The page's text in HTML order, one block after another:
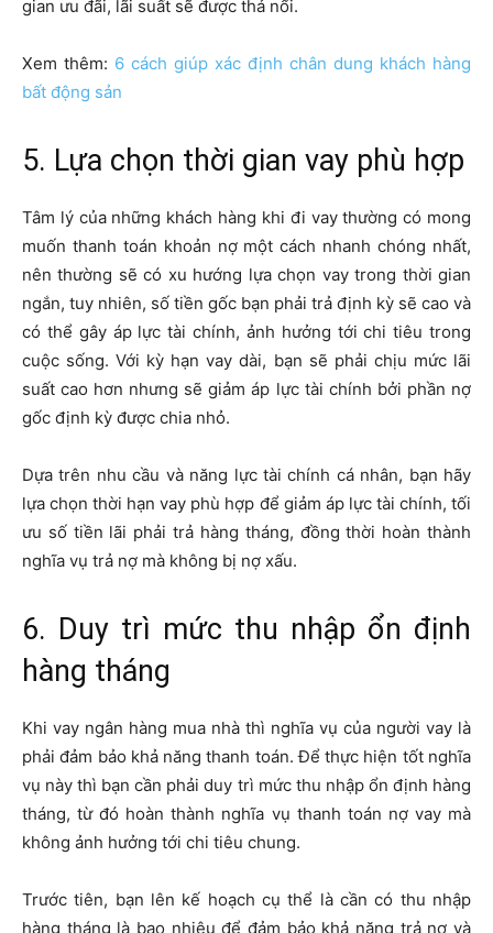
Lãi suất thả nổi
số thị trường, không cố định trong một khoảng thời gian
nhất định và thường cao hơn lãi suất ưu đãi.
tháng) sẽ áp dụng mức lãi suất ưu đãi. Sau khi hết thời
Xem thêm:6 cách giúp xác định chân dung khách hàng
bất động sản
5. Lựa chọn thời gian vay phù hợp
Tâm lý của những khách hàng khi đi vay thường có mong
muốn thanh toán khoản nợ một cách nhanh chóng nhất,
nên thường sẽ có xu hướng lựa chọn vay trong thời gian
ngắn, tuy nhiên, số tiền gốc bạn phải trả định kỳ sẽ cao và
có thể gây áp lực tài chính, ảnh hưởng tới chi tiêu trong
cuộc sống. Với kỳ hạn vay dài, bạn sẽ phải chịu mức lãi
suất cao hơn nhưng sẽ giảm áp lực tài chính bởi phần nợ
Dựa trên nhu cầu và năng lực tài chính cá nhân, bạn hãy
lựa chọn thời hạn vay phù hợp để giảm áp lực tài chính, tối
ưu số tiền lãi phải trả hàng tháng, đồng thời hoàn thành
nghĩa vụ trả nợ mà không bị nợ xấu.
6. Duy trì mức thu nhập ổn định
hàng tháng
Khi vay ngân hàng mua nhà thì nghĩa vụ của người vay là